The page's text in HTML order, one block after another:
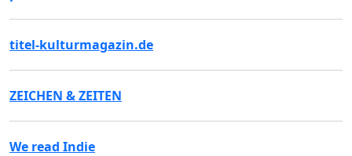
titel-kulturmagazin.de
ZEICHEN & ZEITEN
We read Indie